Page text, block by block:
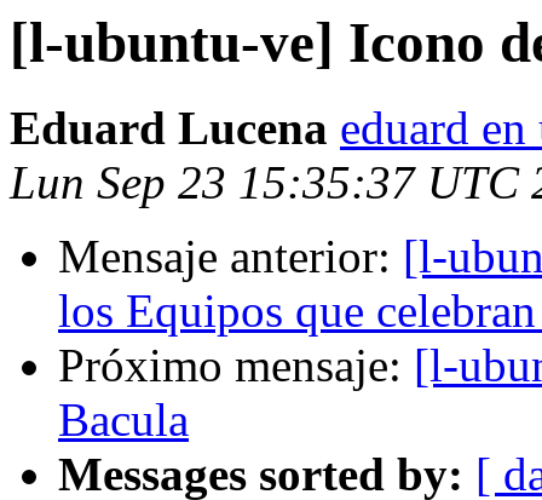
[l-ubuntu-ve] Icono
Eduard Lucena eduard
Lun Sep 23 15:35:37 UTC
Mensaje anterior: [l-
los Equipos que
Próximo mensaje: [l-
Bacula
Messages sorted by: [